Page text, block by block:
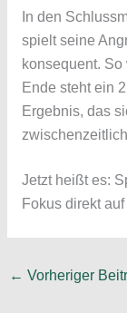
In den
spielt seine
konsequent.
Ende steht ein
Ergebnis, das
Jetzt heißt es:
Fokus direkt
← Vorheriger